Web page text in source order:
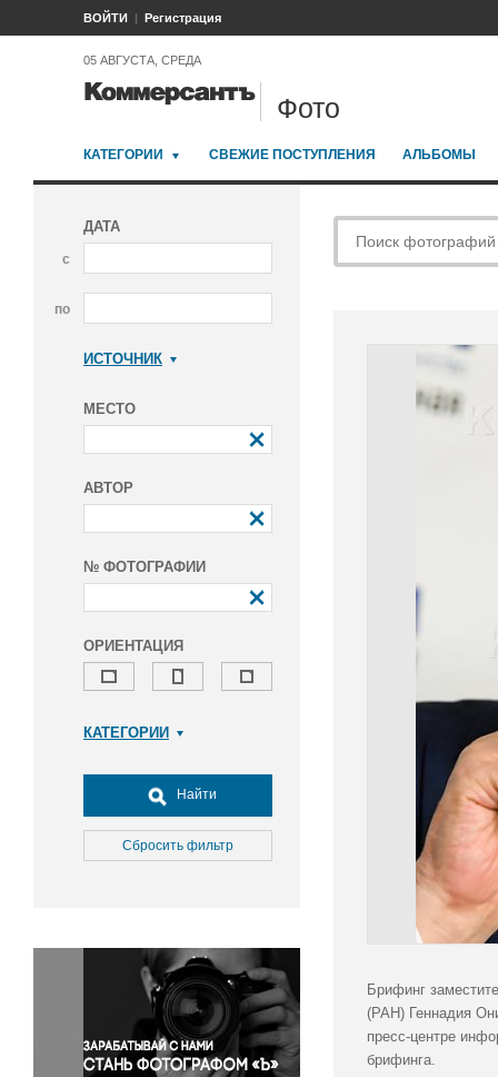
ВОЙТИ Регистрация
05 АВГУСТА, СРЕДА
Фото
КАТЕГОРИИ СВЕЖИЕ ПОСТУПЛЕНИЯ АЛЬБОМЫ
ДАТА
с
по
ИСТОЧНИК
МЕСТО
АВТОР
№ ФОТОГРАФИИ
ОРИЕНТАЦИЯ
КАТЕГОРИИ
Досуг, туризм и отдых
Культура
Медицина
Окружающая среда
Политика
Правосудие
Происшествия и конфликты
Религия
Найти
Сбросить фильтр
Брифинг
(РАН) Геннадия
пресс-центре
брифинга.